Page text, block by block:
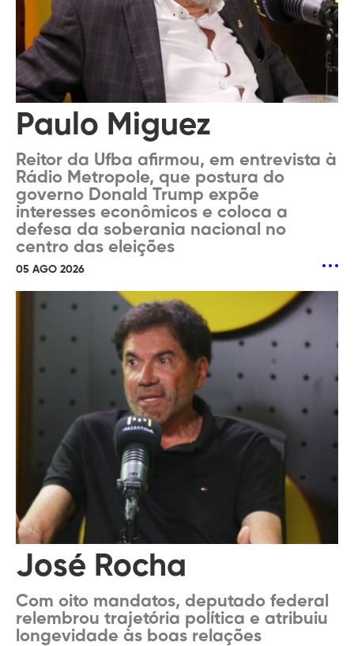
Paulo Miguez
Reitor da Ufba afirmou, em entrevista à
Rádio Metropole, que postura do
governo Donald Trump expõe
interesses econômicos e coloca a
defesa da soberania nacional no
centro das eleições
05 AGO 2026
José Rocha
Com oito mandatos, deputado federal
relembrou trajetória política e atribuiu
longevidade às boas relações